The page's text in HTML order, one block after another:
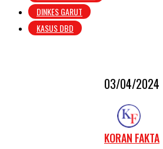
DINKES GARUT
KASUS DBD
03/04/2024
KORAN FAKTA